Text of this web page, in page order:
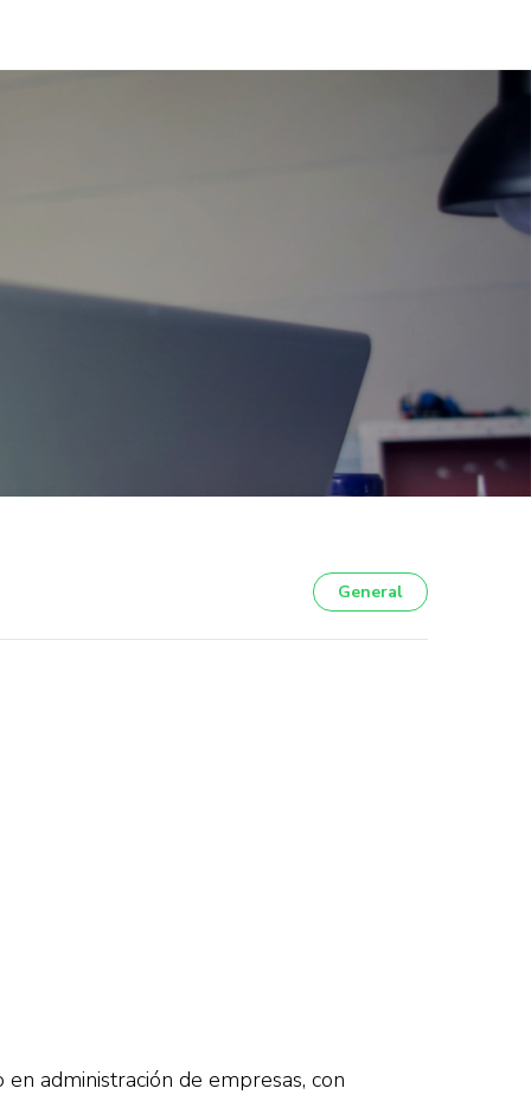
General
administración de empresas, con